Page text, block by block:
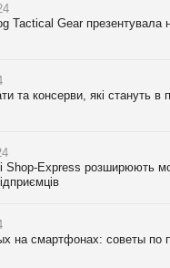
Tactical Gear презентувала
та консерви, які стануть в
Shop-Express розширюють
на смартфонах: советы по